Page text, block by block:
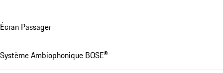
Écran Passager
Système Ambiophonique BOSE®